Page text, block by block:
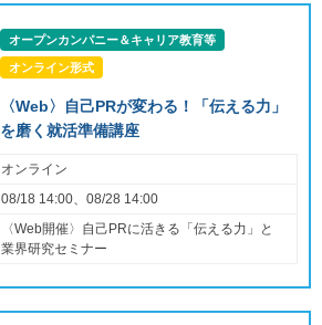
オープンカンパニー＆キャリア教育等
オンライン形式
〈Web〉自己PRが変わる！「伝える力」
を磨く就活準備講座
オンライン
08/18 14:00、08/28 14:00
〈Web開催〉自己PRに活きる「伝える力」と
業界研究セミナー